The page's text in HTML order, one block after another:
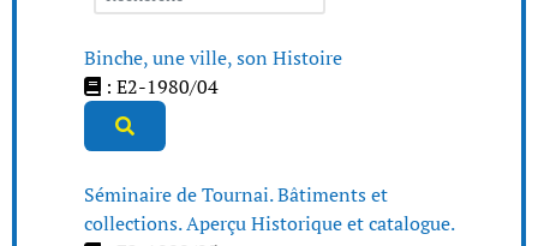
Binche, une ville, son Histoire
: E2-1980/04
Séminaire de Tournai. Bâtiments et
collections. Aperçu Historique et catalogue.